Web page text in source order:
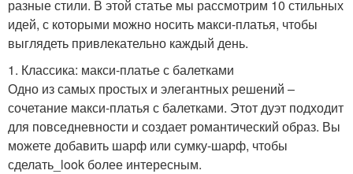
разные стили. В этой статье мы рассмотрим 10 стильных
идей, с которыми можно носить макси-платья, чтобы
выглядеть привлекательно каждый день.
1. Классика: макси-платье с балетками
Одно из самых простых и элегантных решений –
сочетание макси-платья с балетками. Этот дуэт подходит
для повседневности и создает романтический образ. Вы
можете добавить шарф или сумку-шарф, чтобы
сделать_look более интересным.